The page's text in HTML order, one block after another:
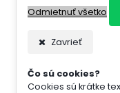
Odmietnuť všetko
Zavrieť
Čo sú cookies?
Cookies sú krátke